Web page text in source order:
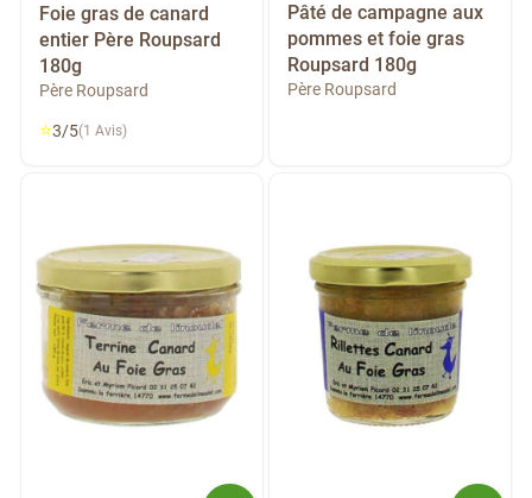
Foie gras de canard
entier Père Roupsard
180g
Père Roupsard
⭐3/5(1 Avis)
Pâté de campagne aux
pommes et foie gras
Roupsard 180g
Père Roupsard